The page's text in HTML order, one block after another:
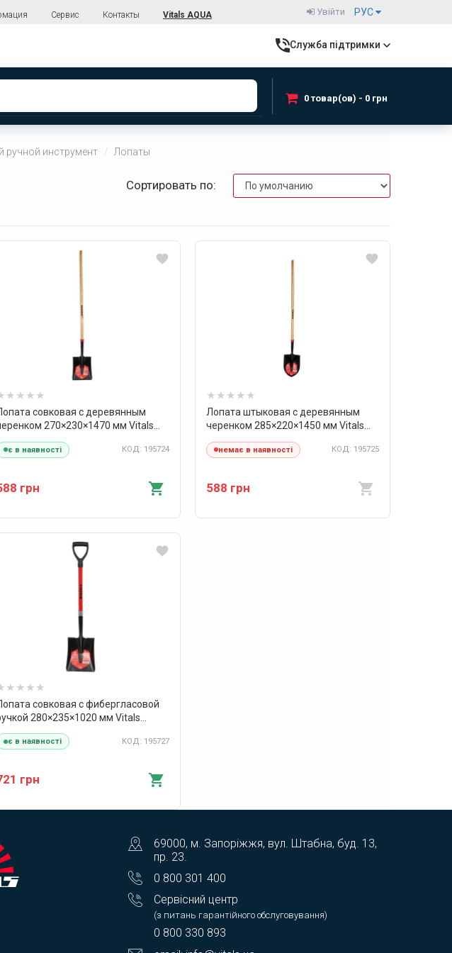
Сервис Контакты Vitals AQUA РУС
Увійти
Служба підтримки
0 товар(ов) - 0 грн
ручной инструмент Лопаты
Сортировать по:
совковая с деревянным
270×230×1470 мм Vitals
є в наявності КОД: 195724
грн
Лопата штыковая с деревянным
черенком 285×220×1450 мм Vitals
немає в наявності КОД: 195725
588 грн
совковая с фибергласовой
280×235×1020 мм Vitals
Master
є в наявності КОД: 195727
грн
69000, м. Запоріжжя, вул. Штабна, буд. 13,
пр. 23.
0 800 301 400
Сервісний центр
(з питань гарантійного обслуговування)
0 800 330 893